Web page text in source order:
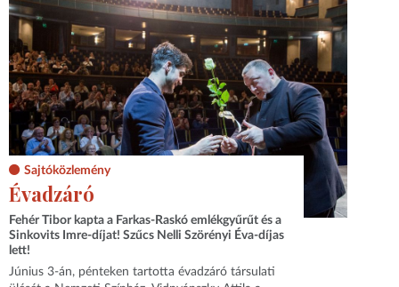
Sajtóközlemény
Évadzáró
Fehér Tibor kapta a Farkas-Raskó emlékgyűrűt és a
Sinkovits Imre-díjat! Szűcs Nelli Szörényi Éva-díjas
lett!
Június 3-án, pénteken tartotta évadzáró társulati